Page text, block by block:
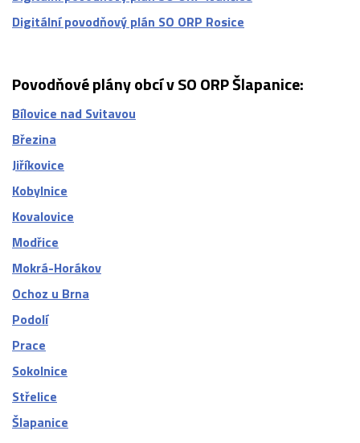
Digitální povodňový plán SO ORP Rosice
Povodňové plány obcí v SO ORP Šlapanice:
Bílovice nad Svitavou
Březina
Jiříkovice
Kobylnice
Kovalovice
Modřice
Mokrá-Horákov
Ochoz u Brna
Podolí
Prace
Sokolnice
Střelice
Šlapanice